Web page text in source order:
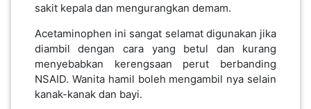
sakit kepala dan mengurangkan demam.
Acetaminophen ini sangat selamat digunakan jika
diambil dengan cara yang betul dan kurang
menyebabkan kerengsaan perut berbanding
NSAID. Wanita hamil boleh mengambil nya selain
kanak-kanak dan bayi.
PAHANG(13)